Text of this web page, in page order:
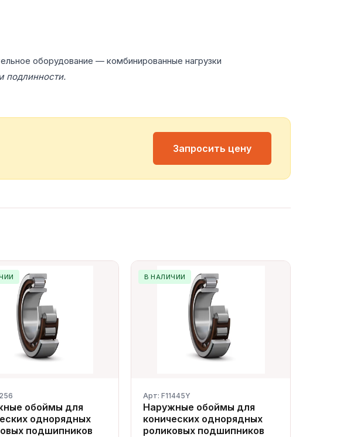
оборудование — комбинированные нагрузки
подлинности.
Запросить цену
обоймы для
однорядных
подшипников
В НАЛИЧИИ
Арт: F11445Y
Наружные обоймы для
конических однорядных
роликовых подшипников